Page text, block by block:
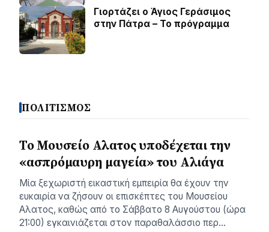
Γιορτάζει ο Άγιος Γεράσιμος
στην Πάτρα – Το πρόγραμμα
ΠΟΛΙΤΙΣΜΟΣ
Το Μουσείο Αλατος υποδέχεται την
«ασπρόμαυρη μαγεία» του Αλιάγα
Μία ξεχωριστή εικαστική εμπειρία θα έχουν την
ευκαιρία να ζήσουν οι επισκέπτες του Μουσείου
Αλατος, καθώς από το Σάββατο 8 Αυγούστου (ώρα
21:00) εγκαινιάζεται στον παραθαλάσσιο περ…